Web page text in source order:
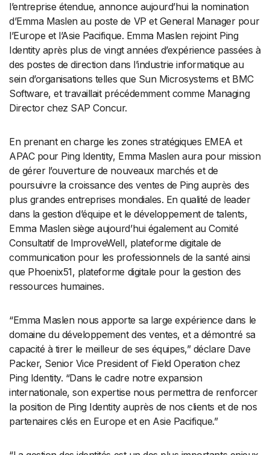
l’entreprise étendue, annonce aujourd’hui la nomination
d’Emma Maslen au poste de VP et General Manager pour
l’Europe et l’Asie Pacifique. Emma Maslen rejoint Ping
Identity après plus de vingt années d’expérience passées à
des postes de direction dans l’industrie informatique au
sein d’organisations telles que Sun Microsystems et BMC
Software, et travaillait précédemment comme Managing
Director chez SAP Concur.
En prenant en charge les zones stratégiques EMEA et
APAC pour Ping Identity, Emma Maslen aura pour mission
de gérer l’ouverture de nouveaux marchés et de
poursuivre la croissance des ventes de Ping auprès des
plus grandes entreprises mondiales. En qualité de leader
dans la gestion d’équipe et le développement de talents,
Emma Maslen siège aujourd’hui également au Comité
Consultatif de ImproveWell, plateforme digitale de
communication pour les professionnels de la santé ainsi
que Phoenix51, plateforme digitale pour la gestion des
ressources humaines.
“Emma Maslen nous apporte sa large expérience dans le
domaine du développement des ventes, et a démontré sa
capacité à tirer le meilleur de ses équipes,” déclare Dave
Packer, Senior Vice President of Field Operation chez
Ping Identity. “Dans le cadre notre expansion
internationale, son expertise nous permettra de renforcer
la position de Ping Identity auprès de nos clients et de nos
partenaires clés en Europe et en Asie Pacifique.”